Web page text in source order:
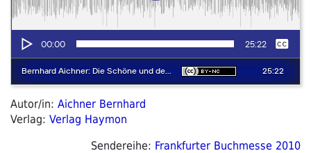
Autor/in: Aichner Bernhard
Verlag: Verlag Haymon
Sendereihe: Frankfurter Buchmesse 2010